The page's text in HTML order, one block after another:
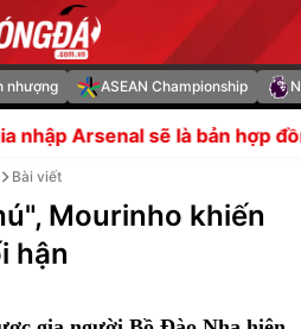
nhượng ASEAN Championship
bản hợp đồng lớn nhất lịch sử
Bài viết
Mourinho khiến
hận